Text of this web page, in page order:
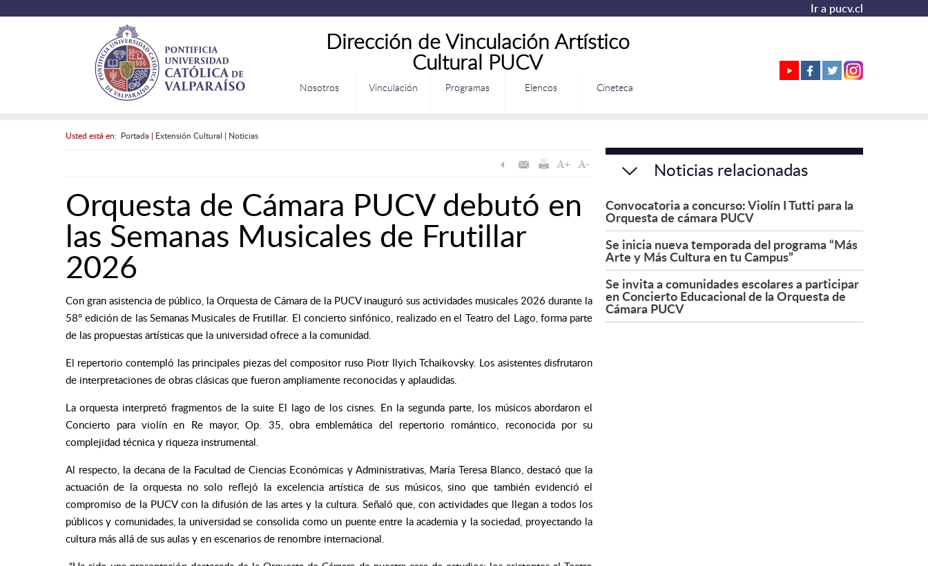
Ir a pucv.cl
Dirección de Vinculación Artístico
Cultural PUCV
Nosotros Vinculación Programas Elencos Cineteca
Usted está en: Portada| Extensión Cultural | Noticias
Orquesta de Cámara PUCV debutó en
las Semanas Musicales de Frutillar
2026
Con gran asistencia de público, la Orquesta de Cámara de la PUCV inauguró sus actividades musicales 2026 durante la
58° edición de las Semanas Musicales de Frutillar. El concierto sinfónico, realizado en el Teatro del Lago, forma parte
de las propuestas artísticas que la universidad ofrece a la comunidad.
El repertorio contempló las principales piezas del compositor ruso Piotr Ilyich Tchaikovsky. Los asistentes disfrutaron
de interpretaciones de obras clásicas que fueron ampliamente reconocidas y aplaudidas.
La orquesta interpretó fragmentos de la suite El lago de los cisnes. En la segunda parte, los músicos abordaron el
Concierto para violín en Re mayor, Op. 35, obra emblemática del repertorio romántico, reconocida por su
complejidad técnica y riqueza instrumental.
Al respecto, la decana de la Facultad de Ciencias Económicas y Administrativas, María Teresa Blanco, destacó que la
actuación de la orquesta no solo reflejó la excelencia artística de sus músicos, sino que también evidenció el
compromiso de la PUCV con la difusión de las artes y la cultura. Señaló que, con actividades que llegan a todos los
públicos y comunidades, la universidad se consolida como un puente entre la academia y la sociedad, proyectando la
cultura más allá de sus aulas y en escenarios de renombre internacional.
Noticias relacionadas
Convocatoria a concurso: Violín I Tutti para la
Orquesta de cámara PUCV
Se inicia nueva temporada del programa “Más
Arte y Más Cultura en tu Campus”
Se invita a comunidades escolares a participar
en Concierto Educacional de la Orquesta de
Cámara PUCV